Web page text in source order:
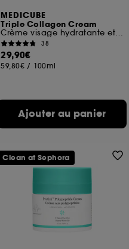
MEDICUBE
Triple Collagen Cream
Crème visage hydratante et raffermissante
38
29,90€
59,80€ / 100ml
Ajouter au panier
Clean at Sephora